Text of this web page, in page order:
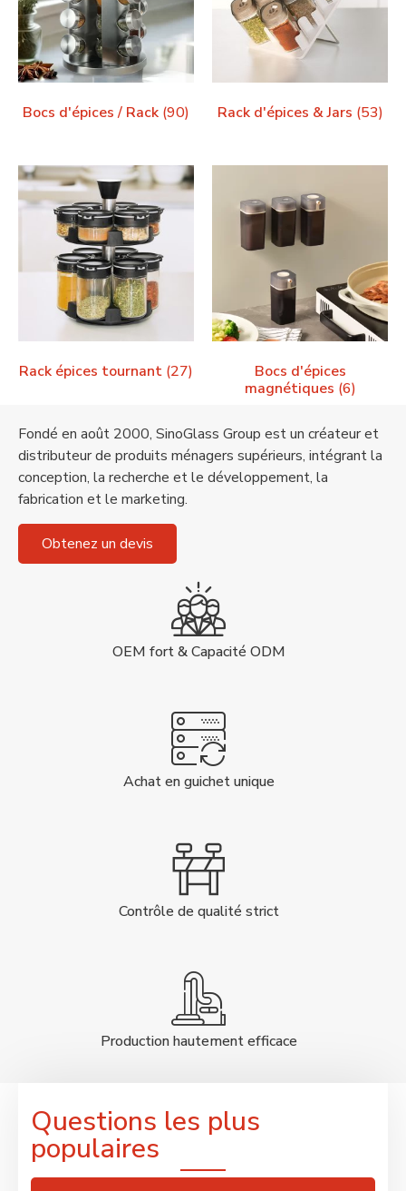
Bocs d'épices / Rack (90) Rack d'épices & Jars (53)
Rack épices tournant (27)
Bocs d'épices
magnétiques (6)
Fondé en août 2000, SinoGlass Group est un créateur et
distributeur de produits ménagers supérieurs, intégrant la
conception, la recherche et le développement, la
fabrication et le marketing.
Obtenez un devis
OEM fort & Capacité ODM
Achat en guichet unique
Contrôle de qualité strict
Production hautement efficace
Questions les plus
populaires